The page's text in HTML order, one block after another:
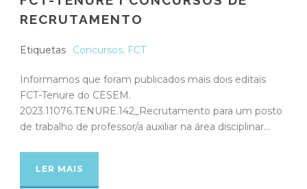
RECRUTAMENTO
Etiquetas Concursos, FCT
Informamos que foram publicados mais dois editais
FCT-Tenure do CESEM.
2023.11076.TENURE.142_Recrutamento para um posto
de trabalho de professor/a auxiliar na área disciplinar...
LER MAIS